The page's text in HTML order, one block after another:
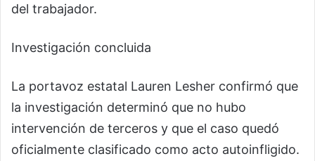
del trabajador.
Investigación concluida
La portavoz estatal Lauren Lesher confirmó que
la investigación determinó que no hubo
intervención de terceros y que el caso quedó
oficialmente clasificado como acto autoinfligido.